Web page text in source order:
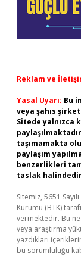
Reklam ve
Yasal Uyarı: Bu
veya şahıs
Sitede yalnızca
taşımamakta
paylaşım
benzerlikleri
taslak
Sitemiz, 5651
Kurumu (BTK)
vermektedir. Bu
veya araştırma
yazdıkları
bu sorumluluğu